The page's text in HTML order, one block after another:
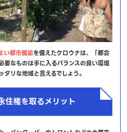
い都市機能を備えたケロウナは、「都会
要なものは手に入るバランスの良い環境
リな地域と言えるでしょう。
住権を取るメリット